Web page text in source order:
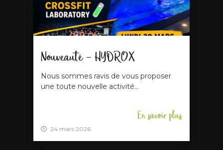
Nouveauté – HYDROX
Nous sommes ravis de vous proposer
une toute nouvelle activité...
En savoir plus
24 mars 2026